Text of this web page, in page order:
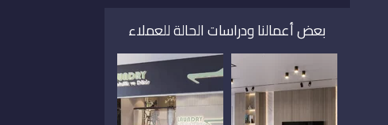
بعض أعمالنا ودراسات الحالة للعملاء